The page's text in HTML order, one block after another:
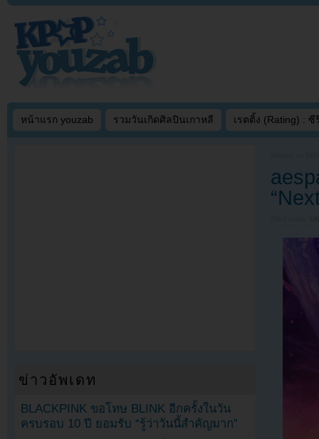
หน้าแรก youzab รวมวันเกิดศิลปินเกาหลี เรตติ้ง (Rating) : ซี
ข่าวอัพเดท
BLACKPINK ขอโทษ BLINK อีกครั้งในวัน
ครบรอบ 10 ปี ยอมรับ “รู้ว่าวันนี้สำคัญมาก”